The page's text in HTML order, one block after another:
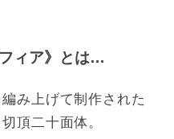
ィア》とは…
み上げて制作された
頂二十面体。